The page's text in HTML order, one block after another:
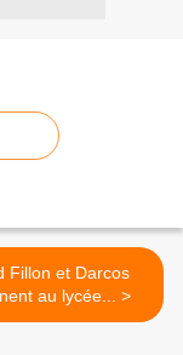
Fillon et Darcos
retournent au lycée... >